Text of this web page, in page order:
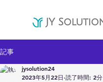
記事
jysolution24
2023年5月22日 読了時間: 2分